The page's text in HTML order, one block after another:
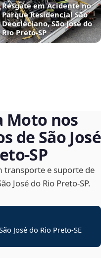
Resgate em Acidente no
Parque Residencial São
Deocleciano, São José do
Rio Preto‑SP
Moto nos
de São José
transporte e suporte de
José do Rio Preto‑SP.
José do Rio Preto-SE